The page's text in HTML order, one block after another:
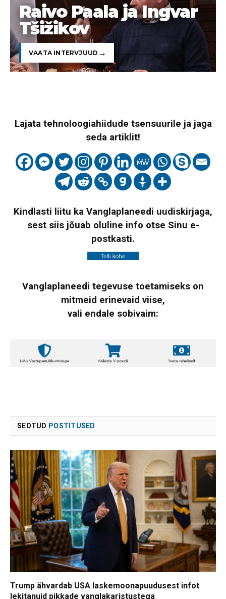
Raivo Paala ja Ingvar
Tšižikov
VAATA INTERVJUUD
Lajata tehnoloogiahiidude tsensuurile ja jaga
seda artiklit!
Kindlasti liitu ka Vanglaplaneedi uudiskirjaga,
sest siis jõuab oluline info otse Sinu e-
postkasti.
Vanglaplaneedi tegevuse toetamiseks on
mitmeid erinevaid viise,
vali endale sobivaim:
SEOTUD POSTITUSED
Trump ähvardab USA laskemoonapuudusest infot
lekitanuid pikkade vanglakaristustega